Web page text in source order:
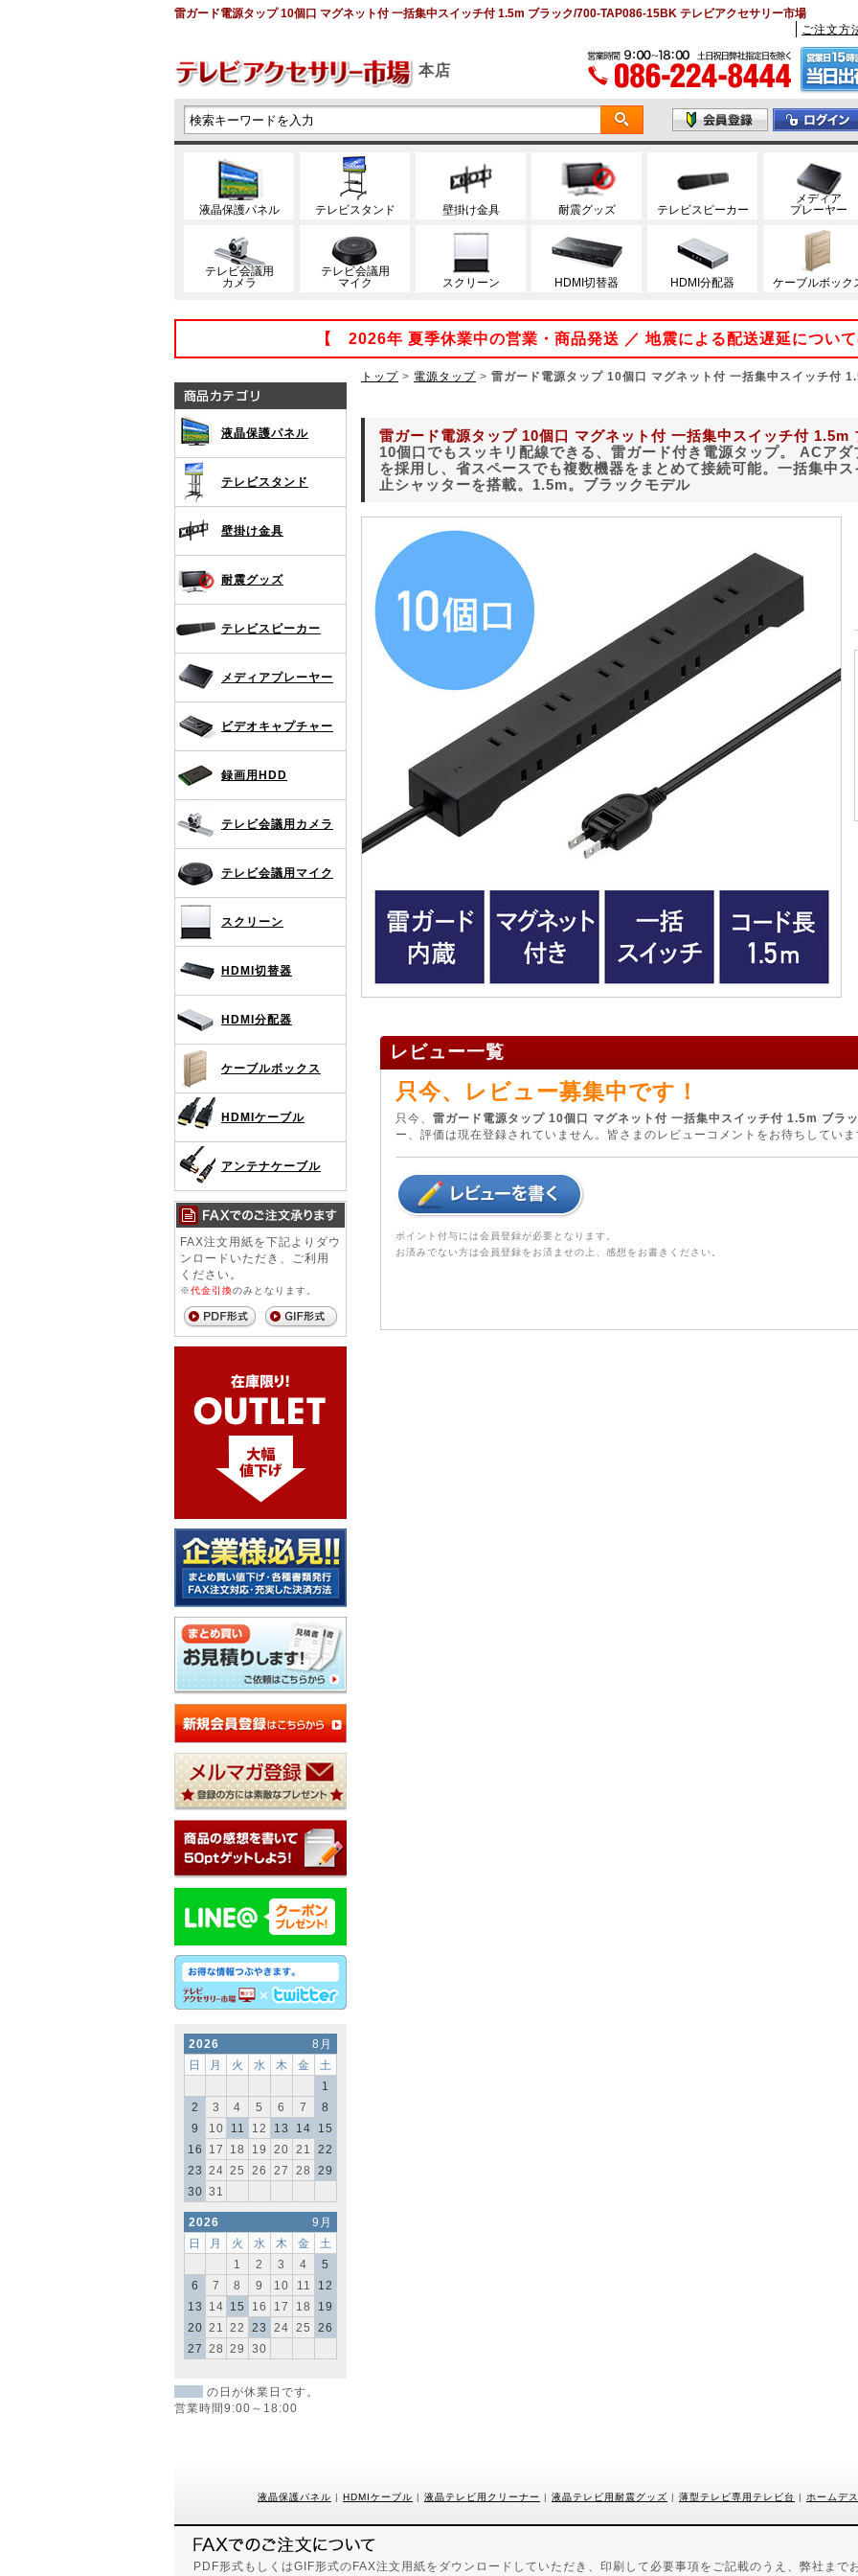
雷ガード電源タップ 10個口 マグネット付 一括集中スイッチ付 1.5m ブラック/700-TAP086-15BK テレビアクセサリー市場
ご注文方
本店
液晶保護パネル テレビスタンド 壁掛け金具 耐震グッズ テレビスピーカー
メディア
プレーヤー
テレビ会議用
カメラ
テレビ会議用
マイク
スクリーン HDMI切替器 HDMI分配器 ケーブルボック
【 2026年 夏季休業中の営業・商品発送 ／ 地震による配送遅延につい
液晶保護パネル
テレビスタンド
壁掛け金具
耐震グッズ
テレビスピーカー
メディアプレーヤー
ビデオキャプチャー
録画用HDD
テレビ会議用カメラ
テレビ会議用マイク
スクリーン
HDMI切替器
HDMI分配器
ケーブルボックス
HDMIケーブル
アンテナケーブル
FAX注文用紙を下記よりダウ
ンロードいただき、ご利用
ください。
※代金引換のみとなります。
2026
8月
日
月 火 水 木 金
土
1
2
3 4 5 6 7
8
9
10 11 12 13 14
15
16
17 18 19 20 21
22
23
24 25 26 27 28
29
30 31
2026
9月
日
月 火 水 木 金
土
1
2 3 4
5
6
7 8 9 10 11
12
13
14 15 16 17 18
19
20
21 22 23 24 25
26
27
28 29 30
の日が休業日です。
営業時間9:00～18:00
トップ > 電源タップ > 雷ガード電源タップ 10個口 マグネット付 一括集中スイッチ付
雷ガード電源タップ 10個口 マグネット付 一括集中スイッチ付 1.5m
10個口でもスッキリ配線できる、雷ガード付き電源タップ。 ACア
を採用し、省スペースでも複数機器をまとめて接続可能。一括集中
止シャッターを搭載。1.5m。ブラックモデル
レビュー一覧
只今、レビュー募集中です！
只今、 雷ガード電源タップ 10個口 マグネット付 一括集中スイッチ付 1.5m ブラ
ー、評価は現在登録されていません。皆さまのレビューコメントをお待ちしていま
ポイント付与には会員登録が必要となります。
お済みでない方は会員登録をお済ませの上、感想をお書きください。
液晶保護パネル | HDMIケーブル | 液晶テレビ用クリーナー | 液晶テレビ用耐震グッズ | 薄型テレビ専用テレビ台 | ホームデ
PDF形式もしくはGIF形式のFAX注文用紙をダウンロードしていただき、印刷して必要事項をご記載のうえ、弊社まで